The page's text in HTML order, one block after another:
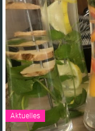
Frisuren
Styling
und
Hairdesign
in
Ingolstadt
Aktuelles